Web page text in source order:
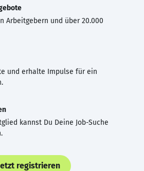
Arbeitgebern und über 20.000
und erhalte Impulse für ein
kannst Du Deine Job-Suche
registrieren